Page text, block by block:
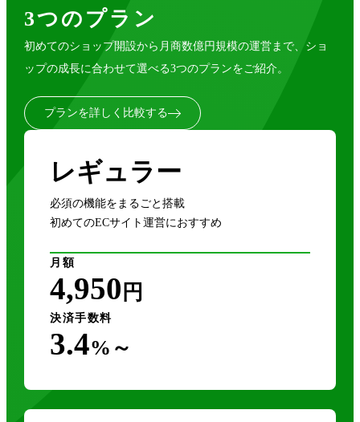
3つのプラン
初めてのショップ開設から月商数億円規模の運営まで、ショ
ップの成長に合わせて選べる3つのプランをご紹介。
プランを詳しく比較する
レギュラー
必須の機能をまるごと搭載
初めてのECサイト運営におすすめ
月額
4,950 円
決済手数料
3.4%～